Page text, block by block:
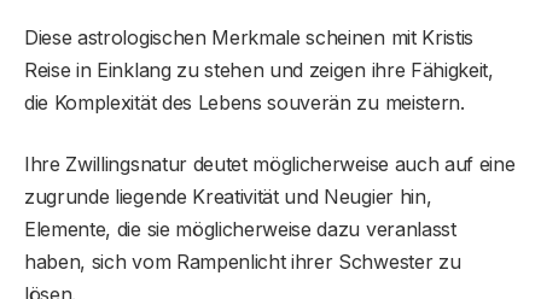
Diese astrologischen Merkmale scheinen mit Kristis
Reise in Einklang zu stehen und zeigen ihre Fähigkeit,
die Komplexität des Lebens souverän zu meistern.
Ihre Zwillingsnatur deutet möglicherweise auch auf eine
zugrunde liegende Kreativität und Neugier hin,
Elemente, die sie möglicherweise dazu veranlasst
haben, sich vom Rampenlicht ihrer Schwester zu
lösen.